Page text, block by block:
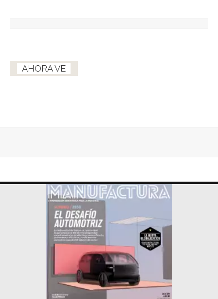
AHORA VE